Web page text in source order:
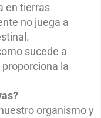
en tierras
no juega a
sucede a
la
organismo y